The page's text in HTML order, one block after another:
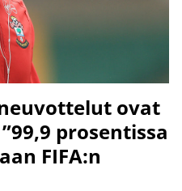
ovat
prosentissa
FIFA:n